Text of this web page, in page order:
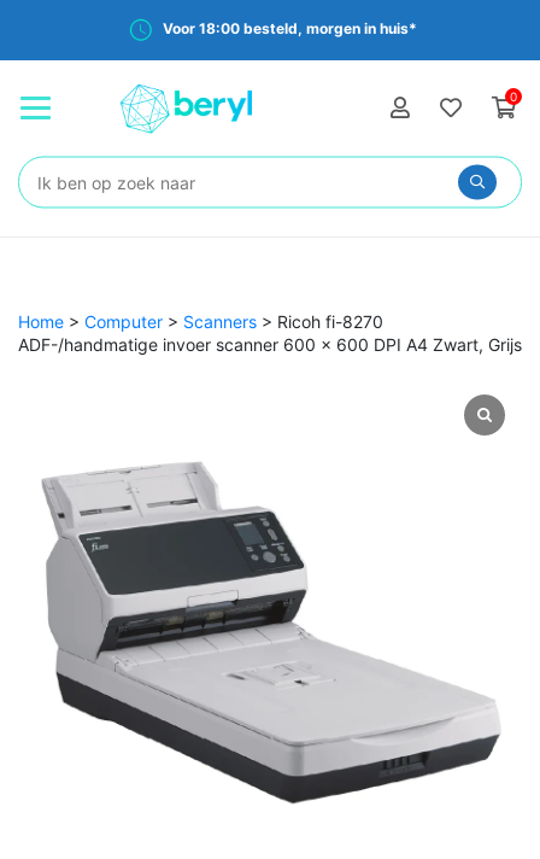
Voor 18:00 besteld, morgen in huis*
0
Zoeken:
Home > Computer > Scanners > Ricoh fi-8270
ADF-/handmatige invoer scanner 600 x 600 DPI A4 Zwart, Grijs